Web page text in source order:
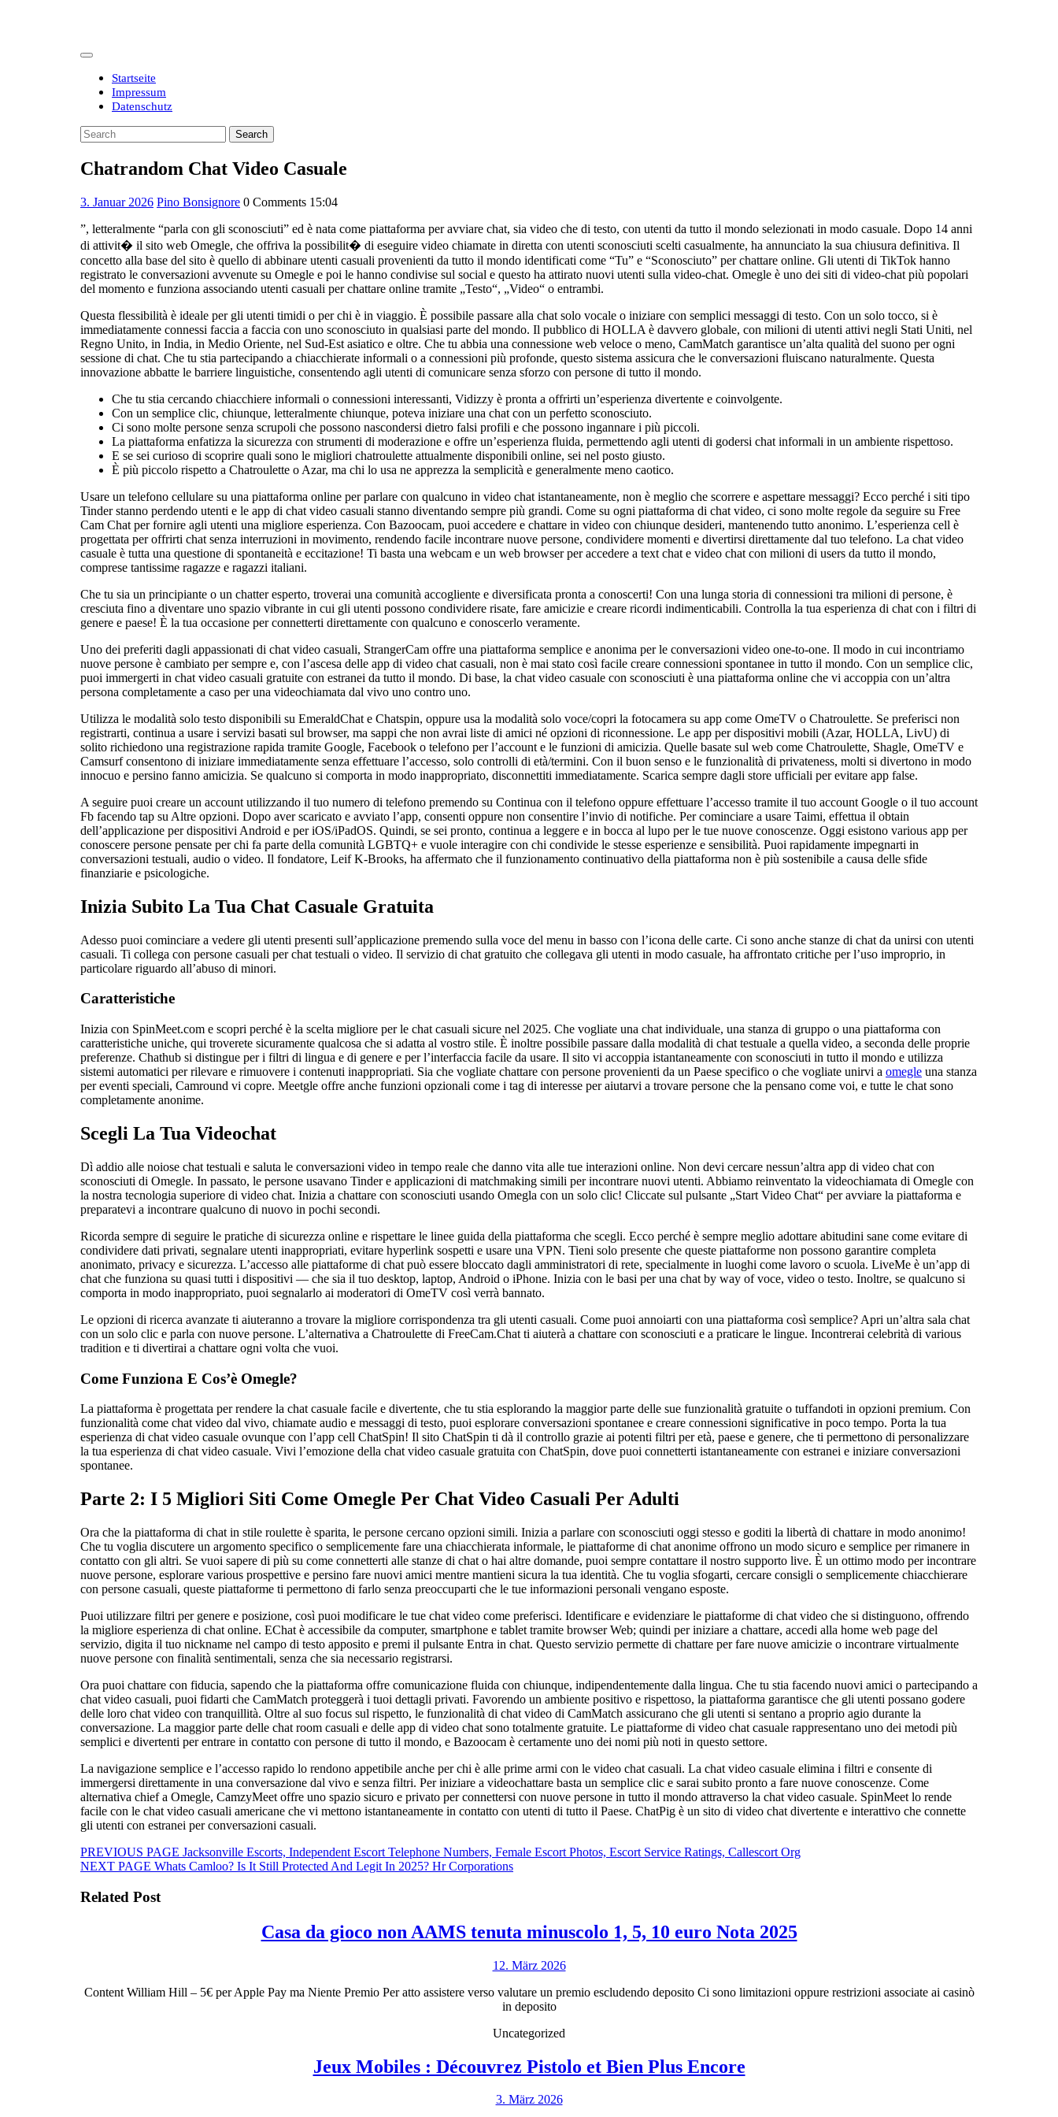
Open
ButtonStartseite
Impressum
Datenschutz
Close
Button
Search
for:
Chatrandom Chat Video Casuale
3. Januar 20263.
2026
Pino Bonsignore 0 Comments 15:04
”, letteralmente “parla con gli sconosciuti” ed è nata come piattaforma per avviare chat, sia video che di testo, con utenti da tutto il mondo selezionati in modo casuale. Dopo 14 anni
di attivit� il sito web Omegle, che offriva la possibilit� di eseguire video chiamate in diretta con utenti sconosciuti scelti casualmente, ha annunciato la sua chiusura definitiva. Il
concetto alla base del sito è quello di abbinare utenti casuali provenienti da tutto il mondo identificati come “Tu” e “Sconosciuto” per chattare online. Gli utenti di TikTok hanno
registrato le conversazioni avvenute su Omegle e poi le hanno condivise sul social e questo ha attirato nuovi utenti sulla video-chat. Omegle è uno dei siti di video-chat più popolari
del momento e funziona associando utenti casuali per chattare online tramite „Testo“, „Video“ o entrambi.
Questa flessibilità è ideale per gli utenti timidi o per chi è in viaggio. È possibile passare alla chat solo vocale o iniziare con semplici messaggi di testo. Con un solo tocco, si è
immediatamente connessi faccia a faccia con uno sconosciuto in qualsiasi parte del mondo. Il pubblico di HOLLA è davvero globale, con milioni di utenti attivi negli Stati Uniti, nel
Regno Unito, in India, in Medio Oriente, nel Sud-Est asiatico e oltre. Che tu abbia una connessione web veloce o meno, CamMatch garantisce un’alta qualità del suono per ogni
sessione di chat. Che tu stia partecipando a chiacchierate informali o a connessioni più profonde, questo sistema assicura che le conversazioni fluiscano naturalmente. Questa
innovazione abbatte le barriere linguistiche, consentendo agli utenti di comunicare senza sforzo con persone di tutto il mondo.
Che tu stia cercando chiacchiere informali o connessioni interessanti, Vidizzy è pronta a offrirti un’esperienza divertente e coinvolgente.
Con un semplice clic, chiunque, letteralmente chiunque, poteva iniziare una chat con un perfetto sconosciuto.
Ci sono molte persone senza scrupoli che possono nascondersi dietro falsi profili e che possono ingannare i più piccoli.
La piattaforma enfatizza la sicurezza con strumenti di moderazione e offre un’esperienza fluida, permettendo agli utenti di godersi chat informali in un ambiente rispettoso.
E se sei curioso di scoprire quali sono le migliori chatroulette attualmente disponibili online, sei nel posto giusto.
È più piccolo rispetto a Chatroulette o Azar, ma chi lo usa ne apprezza la semplicità e generalmente meno caotico.
Usare un telefono cellulare su una piattaforma online per parlare con qualcuno in video chat istantaneamente, non è meglio che scorrere e aspettare messaggi? Ecco perché i siti tipo
Tinder stanno perdendo utenti e le app di chat video casuali stanno diventando sempre più grandi. Come su ogni piattaforma di chat video, ci sono molte regole da seguire su Free
Cam Chat per fornire agli utenti una migliore esperienza. Con Bazoocam, puoi accedere e chattare in video con chiunque desideri, mantenendo tutto anonimo. L’esperienza cell è
progettata per offrirti chat senza interruzioni in movimento, rendendo facile incontrare nuove persone, condividere momenti e divertirsi direttamente dal tuo telefono. La chat video
casuale è tutta una questione di spontaneità e eccitazione! Ti basta una webcam e un web browser per accedere a text chat e video chat con milioni di users da tutto il mondo,
comprese tantissime ragazze e ragazzi italiani.
Che tu sia un principiante o un chatter esperto, troverai una comunità accogliente e diversificata pronta a conoscerti! Con una lunga storia di connessioni tra milioni di persone, è
cresciuta fino a diventare uno spazio vibrante in cui gli utenti possono condividere risate, fare amicizie e creare ricordi indimenticabili. Controlla la tua esperienza di chat con i filtri di
genere e paese! È la tua occasione per connetterti direttamente con qualcuno e conoscerlo veramente.
Uno dei preferiti dagli appassionati di chat video casuali, StrangerCam offre una piattaforma semplice e anonima per le conversazioni video one-to-one. Il modo in cui incontriamo
nuove persone è cambiato per sempre e, con l’ascesa delle app di video chat casuali, non è mai stato così facile creare connessioni spontanee in tutto il mondo. Con un semplice clic,
puoi immergerti in chat video casuali gratuite con estranei da tutto il mondo. Di base, la chat video casuale con sconosciuti è una piattaforma online che vi accoppia con un’altra
persona completamente a caso per una videochiamata dal vivo uno contro uno.
Utilizza le modalità solo testo disponibili su EmeraldChat e Chatspin, oppure usa la modalità solo voce/copri la fotocamera su app come OmeTV o Chatroulette. Se preferisci non
registrarti, continua a usare i servizi basati sul browser, ma sappi che non avrai liste di amici né opzioni di riconnessione. Le app per dispositivi mobili (Azar, HOLLA, LivU) di
solito richiedono una registrazione rapida tramite Google, Facebook o telefono per l’account e le funzioni di amicizia. Quelle basate sul web come Chatroulette, Shagle, OmeTV e
Camsurf consentono di iniziare immediatamente senza effettuare l’accesso, solo controlli di età/termini. Con il buon senso e le funzionalità di privateness, molti si divertono in modo
innocuo e persino fanno amicizia. Se qualcuno si comporta in modo inappropriato, disconnettiti immediatamente. Scarica sempre dagli store ufficiali per evitare app false.
A seguire puoi creare un account utilizzando il tuo numero di telefono premendo su Continua con il telefono oppure effettuare l’accesso tramite il tuo account Google o il tuo account
Fb facendo tap su Altre opzioni. Dopo aver scaricato e avviato l’app, consenti oppure non consentire l’invio di notifiche. Per cominciare a usare Taimi, effettua il obtain
dell’applicazione per dispositivi Android e per iOS/iPadOS. Quindi, se sei pronto, continua a leggere e in bocca al lupo per le tue nuove conoscenze. Oggi esistono various app per
conoscere persone pensate per chi fa parte della comunità LGBTQ+ e vuole interagire con chi condivide le stesse esperienze e sensibilità. Puoi rapidamente impegnarti in
conversazioni testuali, audio o video. Il fondatore, Leif K-Brooks, ha affermato che il funzionamento continuativo della piattaforma non è più sostenibile a causa delle sfide
finanziarie e psicologiche.
Inizia Subito La Tua Chat Casuale Gratuita
Adesso puoi cominciare a vedere gli utenti presenti sull’applicazione premendo sulla voce del menu in basso con l’icona delle carte. Ci sono anche stanze di chat da unirsi con utenti
casuali. Ti collega con persone casuali per chat testuali o video. Il servizio di chat gratuito che collegava gli utenti in modo casuale, ha affrontato critiche per l’uso improprio, in
particolare riguardo all’abuso di minori.
Caratteristiche
Inizia con SpinMeet.com e scopri perché è la scelta migliore per le chat casuali sicure nel 2025. Che vogliate una chat individuale, una stanza di gruppo o una piattaforma con
caratteristiche uniche, qui troverete sicuramente qualcosa che si adatta al vostro stile. È inoltre possibile passare dalla modalità di chat testuale a quella video, a seconda delle proprie
preferenze. Chathub si distingue per i filtri di lingua e di genere e per l’interfaccia facile da usare. Il sito vi accoppia istantaneamente con sconosciuti in tutto il mondo e utilizza
sistemi automatici per rilevare e rimuovere i contenuti inappropriati. Sia che vogliate chattare con persone provenienti da un Paese specifico o che vogliate unirvi a omegle una stanza
per eventi speciali, Camround vi copre. Meetgle offre anche funzioni opzionali come i tag di interesse per aiutarvi a trovare persone che la pensano come voi, e tutte le chat sono
completamente anonime.
Scegli La Tua Videochat
Dì addio alle noiose chat testuali e saluta le conversazioni video in tempo reale che danno vita alle tue interazioni online. Non devi cercare nessun’altra app di video chat con
sconosciuti di Omegle. In passato, le persone usavano Tinder e applicazioni di matchmaking simili per incontrare nuovi utenti. Abbiamo reinventato la videochiamata di Omegle con
la nostra tecnologia superiore di video chat. Inizia a chattare con sconosciuti usando Omegla con un solo clic! Cliccate sul pulsante „Start Video Chat“ per avviare la piattaforma e
preparatevi a incontrare qualcuno di nuovo in pochi secondi.
Ricorda sempre di seguire le pratiche di sicurezza online e rispettare le linee guida della piattaforma che scegli. Ecco perché è sempre meglio adottare abitudini sane come evitare di
condividere dati privati, segnalare utenti inappropriati, evitare hyperlink sospetti e usare una VPN. Tieni solo presente che queste piattaforme non possono garantire completa
anonimato, privacy e sicurezza. L’accesso alle piattaforme di chat può essere bloccato dagli amministratori di rete, specialmente in luoghi come lavoro o scuola. LiveMe è un’app di
chat che funziona su quasi tutti i dispositivi — che sia il tuo desktop, laptop, Android o iPhone. Inizia con le basi per una chat by way of voce, video o testo. Inoltre, se qualcuno si
comporta in modo inappropriato, puoi segnalarlo ai moderatori di OmeTV così verrà bannato.
Le opzioni di ricerca avanzate ti aiuteranno a trovare la migliore corrispondenza tra gli utenti casuali. Come puoi annoiarti con una piattaforma così semplice? Apri un’altra sala chat
con un solo clic e parla con nuove persone. L’alternativa a Chatroulette di FreeCam.Chat ti aiuterà a chattare con sconosciuti e a praticare le lingue. Incontrerai celebrità di various
tradition e ti divertirai a chattare ogni volta che vuoi.
Come Funziona E Cos’è Omegle?
La piattaforma è progettata per rendere la chat casuale facile e divertente, che tu stia esplorando la maggior parte delle sue funzionalità gratuite o tuffandoti in opzioni premium. Con
funzionalità come chat video dal vivo, chiamate audio e messaggi di testo, puoi esplorare conversazioni spontanee e creare connessioni significative in poco tempo. Porta la tua
esperienza di chat video casuale ovunque con l’app cell ChatSpin! Il sito ChatSpin ti dà il controllo grazie ai potenti filtri per età, paese e genere, che ti permettono di personalizzare
la tua esperienza di chat video casuale. Vivi l’emozione della chat video casuale gratuita con ChatSpin, dove puoi connetterti istantaneamente con estranei e iniziare conversazioni
spontanee.
Parte 2: I 5 Migliori Siti Come Omegle Per Chat Video Casuali Per Adulti
Ora che la piattaforma di chat in stile roulette è sparita, le persone cercano opzioni simili. Inizia a parlare con sconosciuti oggi stesso e goditi la libertà di chattare in modo anonimo!
Che tu voglia discutere un argomento specifico o semplicemente fare una chiacchierata informale, le piattaforme di chat anonime offrono un modo sicuro e semplice per rimanere in
contatto con gli altri. Se vuoi sapere di più su come connetterti alle stanze di chat o hai altre domande, puoi sempre contattare il nostro supporto live. È un ottimo modo per incontrare
nuove persone, esplorare various prospettive e persino fare nuovi amici mentre mantieni sicura la tua identità. Che tu voglia sfogarti, cercare consigli o semplicemente chiacchierare
con persone casuali, queste piattaforme ti permettono di farlo senza preoccuparti che le tue informazioni personali vengano esposte.
Puoi utilizzare filtri per genere e posizione, così puoi modificare le tue chat video come preferisci. Identificare e evidenziare le piattaforme di chat video che si distinguono, offrendo
la migliore esperienza di chat online. EChat è accessibile da computer, smartphone e tablet tramite browser Web; quindi per iniziare a chattare, accedi alla home web page del
servizio, digita il tuo nickname nel campo di testo apposito e premi il pulsante Entra in chat. Questo servizio permette di chattare per fare nuove amicizie o incontrare virtualmente
nuove persone con finalità sentimentali, senza che sia necessario registrarsi.
Ora puoi chattare con fiducia, sapendo che la piattaforma offre comunicazione fluida con chiunque, indipendentemente dalla lingua. Che tu stia facendo nuovi amici o partecipando a
chat video casuali, puoi fidarti che CamMatch proteggerà i tuoi dettagli privati. Favorendo un ambiente positivo e rispettoso, la piattaforma garantisce che gli utenti possano godere
delle loro chat video con tranquillità. Oltre al suo focus sul rispetto, le funzionalità di chat video di CamMatch assicurano che gli utenti si sentano a proprio agio durante la
conversazione. La maggior parte delle chat room casuali e delle app di video chat sono totalmente gratuite. Le piattaforme di video chat casuale rappresentano uno dei metodi più
semplici e divertenti per entrare in contatto con persone di tutto il mondo, e Bazoocam è certamente uno dei nomi più noti in questo settore.
La navigazione semplice e l’accesso rapido lo rendono appetibile anche per chi è alle prime armi con le video chat casuali. La chat video casuale elimina i filtri e consente di
immergersi direttamente in una conversazione dal vivo e senza filtri. Per iniziare a videochattare basta un semplice clic e sarai subito pronto a fare nuove conoscenze. Come
alternativa chief a Omegle, CamzyMeet offre uno spazio sicuro e privato per connettersi con nuove persone in tutto il mondo attraverso la chat video casuale. SpinMeet lo rende
facile con le chat video casuali americane che vi mettono istantaneamente in contatto con utenti di tutto il Paese. ChatPig è un sito di video chat divertente e interattivo che connette
gli utenti con estranei per conversazioni casuali.
Beitragsnavigation
PREVIOUS PAGE Previous
post:
Jacksonville Escorts, Independent Escort Telephone Numbers, Female Escort Photos, Escort Service Ratings, Callescort Org
NEXT PAGE Next
Whats Camloo? Is It Still Protected And Legit In 2025? Hr Corporations
Related Post
Casa da gioco non AAMS tenuta minuscolo 1, 5, 10 euro Nota 2025Casa
non
12. März 202612.
2026
Content William Hill – 5€ per Apple Pay ma Niente Premio Per atto assistere verso valutare un premio escludendo deposito Ci sono limitazioni oppure restrizioni associate ai casinò
in deposito
Uncategorized
Jeux Mobiles : Découvrez Pistolo et Bien Plus EncoreJeux
3. März 20263.